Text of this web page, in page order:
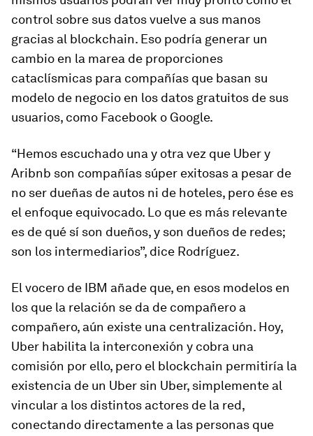
control sobre sus datos vuelve a sus manos
gracias al blockchain. Eso podría generar un
cambio en la marea de proporciones
cataclísmicas para compañías que basan su
modelo de negocio en los datos gratuitos de sus
usuarios, como Facebook o Google.
“Hemos escuchado una y otra vez que Uber y
Aribnb son compañías súper exitosas a pesar de
no ser dueñas de autos ni de hoteles, pero ése es
el enfoque equivocado. Lo que es más relevante
es de qué sí son dueños, y son dueños de redes;
son los intermediarios”, dice Rodríguez.
El vocero de IBM añade que, en esos modelos en
los que la relación se da de compañero a
compañero, aún existe una centralización. Hoy,
Uber habilita la interconexión y cobra una
comisión por ello, pero el blockchain permitiría la
existencia de un Uber sin Uber, simplemente al
vincular a los distintos actores de la red,
conectando directamente a las personas que